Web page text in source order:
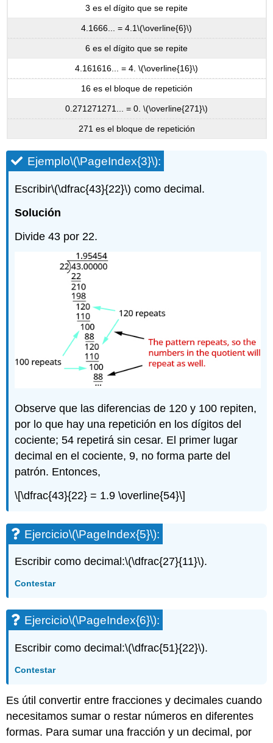
3 es el dígito que se repite
4.1666... = 4.1\(\overline{6}\)
6 es el dígito que se repite
4.161616... = 4. \(\overline{16}\)
16 es el bloque de repetición
0.271271271... = 0. \(\overline{271}\)
271 es el bloque de repetición
Ejemplo\(\PageIndex{3}\):
Escribir\(\dfrac{43}{22}\) como decimal.
Solución
Divide 43 por 22.
Observe que las diferencias de 120 y 100 repiten,
por lo que hay una repetición en los dígitos del
cociente; 54 repetirá sin cesar. El primer lugar
decimal en el cociente, 9, no forma parte del
patrón. Entonces,
\[\dfrac{43}{22} = 1.9 \overline{54}\]
Ejercicio\(\PageIndex{5}\):
Escribir como decimal:\(\dfrac{27}{11}\).
Contestar
Ejercicio\(\PageIndex{6}\):
Escribir como decimal:\(\dfrac{51}{22}\).
Contestar
Es útil convertir entre fracciones y decimales cuando
necesitamos sumar o restar números en diferentes
formas. Para sumar una fracción y un decimal, por